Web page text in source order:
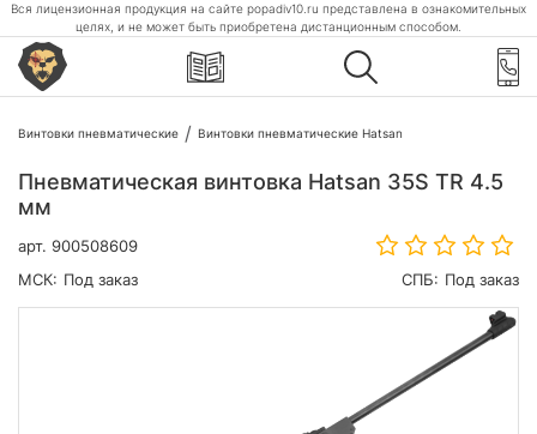
Вся лицензионная продукция на сайте popadiv10.ru представлена в ознакомительных
целях, и не может быть приобретена дистанционным способом.
Винтовки пневматические Винтовки пневматические Hatsan
Пневматическая винтовка Hatsan 35S TR 4.5
мм
арт. 900508609
МСК: Под заказ СПБ: Под заказ